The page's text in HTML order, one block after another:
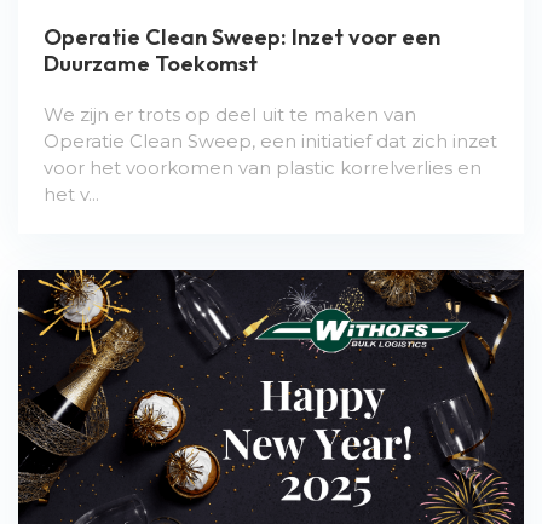
Operatie Clean Sweep: Inzet voor een
Duurzame Toekomst
We zijn er trots op deel uit te maken van
Operatie Clean Sweep, een initiatief dat zich inzet
voor het voorkomen van plastic korrelverlies en
het v...